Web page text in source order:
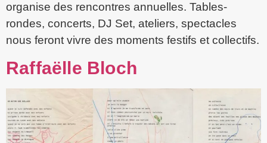
organise des rencontres annuelles. Tables-
rondes, concerts, DJ Set, ateliers, spectacles
nous feront vivre des moments festifs et collectifs.
Raffaëlle Bloch